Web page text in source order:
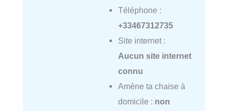
Téléphone :
+33467312735
Site internet :
Aucun site internet
connu
Amène ta chaise à
domicile : non